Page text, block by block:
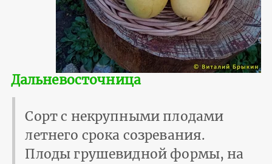
Дальневосточница
Сорт с некрупными плодами
летнего срока созревания.
Плоды грушевидной формы, на